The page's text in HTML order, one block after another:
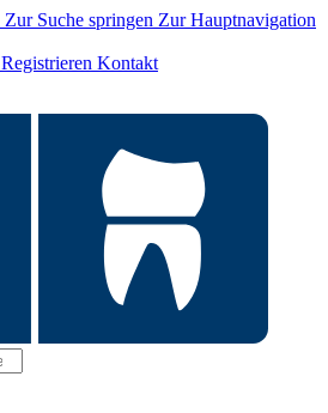
Zur Suche springen Zur Hauptnavigation
Registrieren Kontakt